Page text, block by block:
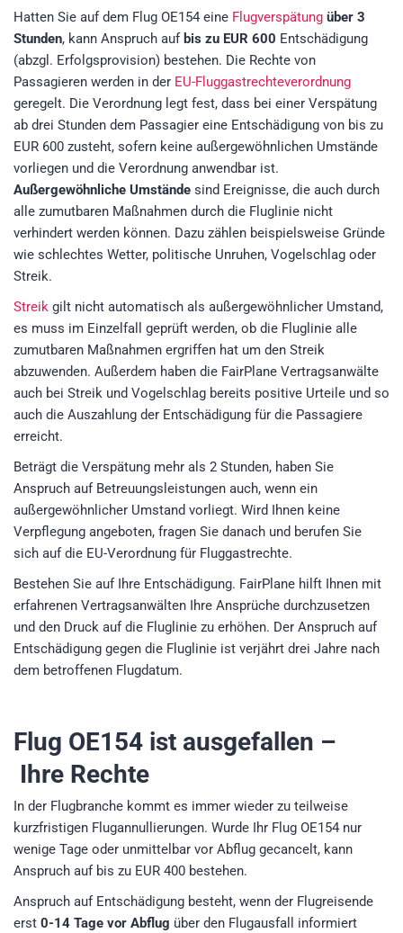
Hatten Sie auf dem Flug OE154 eine Flugverspätung über 3
Stunden, kann Anspruch auf bis zu EUR 600 Entschädigung
(abzgl. Erfolgsprovision) bestehen. Die Rechte von
Passagieren werden in der EU-Fluggastrechteverordnung
geregelt. Die Verordnung legt fest, dass bei einer Verspätung
ab drei Stunden dem Passagier eine Entschädigung von bis zu
EUR 600 zusteht, sofern keine außergewöhnlichen Umstände
vorliegen und die Verordnung anwendbar ist.
Außergewöhnliche Umstände sind Ereignisse, die auch durch
alle zumutbaren Maßnahmen durch die Fluglinie nicht
verhindert werden können. Dazu zählen beispielsweise Gründe
wie schlechtes Wetter, politische Unruhen, Vogelschlag oder
Streik.
Streik gilt nicht automatisch als außergewöhnlicher Umstand,
es muss im Einzelfall geprüft werden, ob die Fluglinie alle
zumutbaren Maßnahmen ergriffen hat um den Streik
abzuwenden. Außerdem haben die FairPlane Vertragsanwälte
auch bei Streik und Vogelschlag bereits positive Urteile und so
auch die Auszahlung der Entschädigung für die Passagiere
erreicht.
Beträgt die Verspätung mehr als 2 Stunden, haben Sie
Anspruch auf Betreuungsleistungen auch, wenn ein
außergewöhnlicher Umstand vorliegt. Wird Ihnen keine
Verpflegung angeboten, fragen Sie danach und berufen Sie
sich auf die EU-Verordnung für Fluggastrechte.
Bestehen Sie auf Ihre Entschädigung. FairPlane hilft Ihnen mit
erfahrenen Vertragsanwälten Ihre Ansprüche durchzusetzen
und den Druck auf die Fluglinie zu erhöhen. Der Anspruch auf
Entschädigung gegen die Fluglinie ist verjährt drei Jahre nach
dem betroffenen Flugdatum.
Flug OE154 ist ausgefallen –
Ihre Rechte
In der Flugbranche kommt es immer wieder zu teilweise
kurzfristigen Flugannullierungen. Wurde Ihr Flug OE154 nur
wenige Tage oder unmittelbar vor Abflug gecancelt, kann
Anspruch auf bis zu EUR 400 bestehen.
Anspruch auf Entschädigung besteht, wenn der Flugreisende
erst 0-14 Tage vor Abflug über den Flugausfall informiert